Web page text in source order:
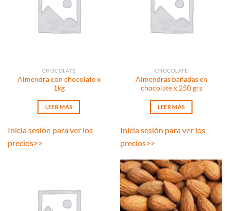
CHOCOLATE
Almendra con chocolate x
1kg
LEER MÁS
Inicia sesión para ver los
precios>>
CHOCOLATE
Almendras bañadas en
chocolate x 250 grs
LEER MÁS
Inicia sesión para ver los
precios>>